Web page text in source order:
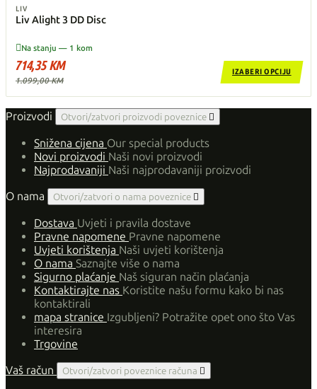
LIV
Liv Alight 3 DD Disc
Na stanju — 1 kom
714,35 KM
1.099,00 KM
IZABERI OPCIJU
Proizvodi Otvori/zatvori proizvodi poveznice 
Snižena cijena Our special products
Novi proizvodi Naši novi proizvodi
Najprodavaniji Naši najprodavaniji proizvodi
O nama
Otvori/zatvori o nama poveznice 
Dostava Uvjeti i pravila dostave
Pravne napomene Pravne napomene
Uvjeti korištenja Naši uvjeti korištenja
O nama Saznajte više o nama
Sigurno plaćanje Naš siguran način plaćanja
Kontaktirajte nas Koristite našu formu kako bi nas
kontaktirali
mapa stranice Izgubljeni? Potražite opet ono što Vas
interesira
Trgovine
Vaš račun
Otvori/zatvori poveznice računa 